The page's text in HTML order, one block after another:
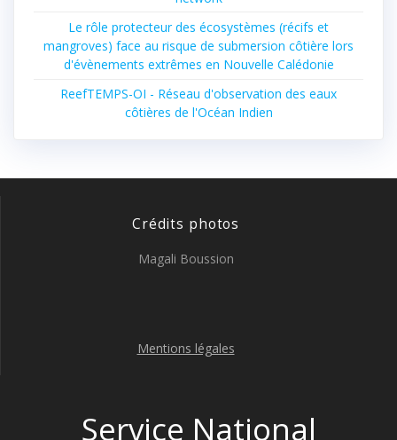
Le rôle protecteur des écosystèmes (récifs et
mangroves) face au risque de submersion côtière lors
d'évènements extrêmes en Nouvelle Calédonie
ReefTEMPS-OI - Réseau d'observation des eaux
côtières de l'Océan Indien
Crédits photos
Magali Boussion
Mentions légales
Service National